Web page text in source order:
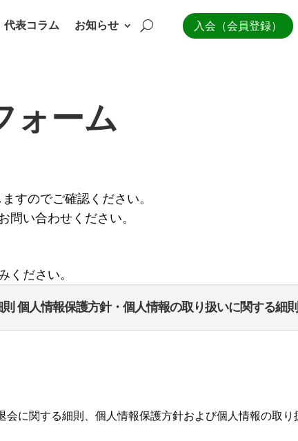
代表コラム お知らせ 入会（会員登録）
ォーム
すのでご確認ください。
い合わせください。
ください。
個人情報保護方針・個人情報の取り扱いに関する細則
に関する細則、個人情報保護方針および個人情報の取り